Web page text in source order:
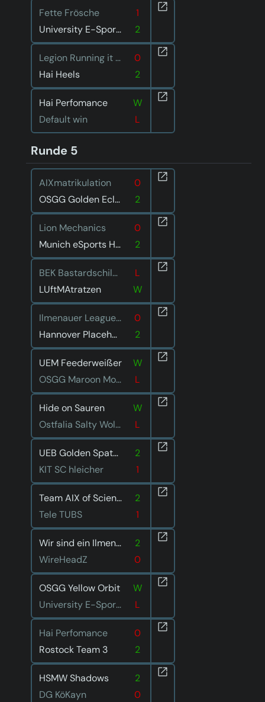
Fette Frösche
1
University E-Sport Saar 2
2
Legion Running it down
0
Hai Heels
2
Hai Perfomance
W
Default win
L
Runde 5
AIXmatrikulation
0
OSGG Golden Eclipse
2
Lion Mechanics
0
Munich eSports Hungry Hedgehogs
2
BEK Bastardschildkröten
L
LUftMAtratzen
W
Ilmenauer Leaguen im Liegen
0
Hannover Placeholders
2
UEM Feederweißer
W
OSGG Maroon Moon
L
Hide on Sauren
W
Ostfalia Salty Wolves
L
UEB Golden Spatuler
2
KIT SC hleicher
1
Team AIX of Science
2
Tele TUBS
1
Wir sind ein Ilmenauer Team
2
WireHeadZ
0
OSGG Yellow Orbit
W
University E-Sport Saar 2
L
Hai Perfomance
0
Rostock Team 3
2
HSMW Shadows
2
DG KöKayn
0